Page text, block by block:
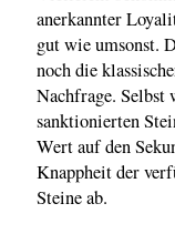
anerkannter
gut wie umsonst.
noch die
Nachfrage. Selbst
sanktionierten
Wert auf den
Knappheit der
Steine ab.